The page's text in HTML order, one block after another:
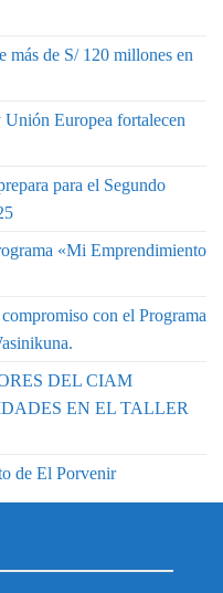
de S/ 120 millones en
Europea fortalecen
para el Segundo
«Mi Emprendimiento
con el Programa
DEL CIAM
EN EL TALLER
de El Porvenir